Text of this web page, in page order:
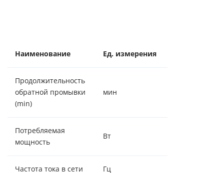
Наименование Ед. измерения
Продолжительность
обратной промывки
(min)
мин
Потребляемая
мощность
Вт
Частота тока в сети Гц